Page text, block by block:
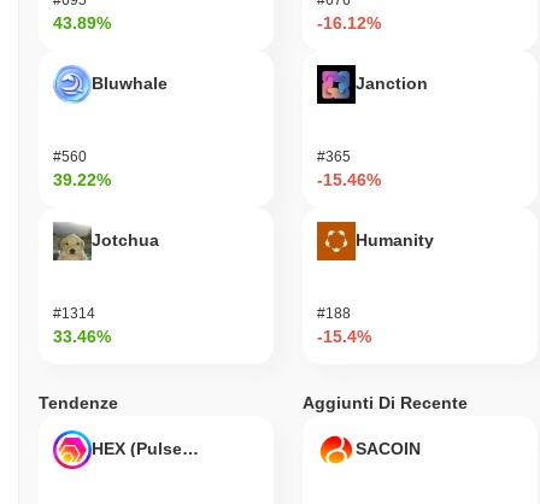
43.89%
Bluwhale
#560
39.22%
Jotchua
#1314
33.46%
-16.12%
Janction
#365
-15.46%
Humanity
#188
-15.4%
Tendenze
HEX (Pulsechain)
Aggiunti Di Recente
SACOIN